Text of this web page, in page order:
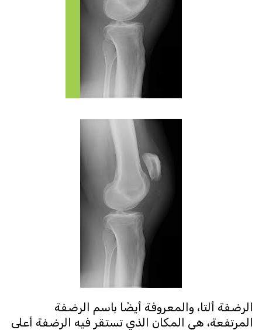
الرضفة ألتا، والمعروفة أيضًا باسم الرضفة
المرتفعة، هي المكان الذي تستقر فيه الرضفة أعلى